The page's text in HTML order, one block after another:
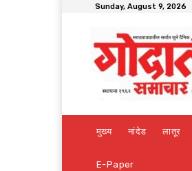
Sunday, August 9, 2026
मुख्य नांदेड लातूर
E-Paper